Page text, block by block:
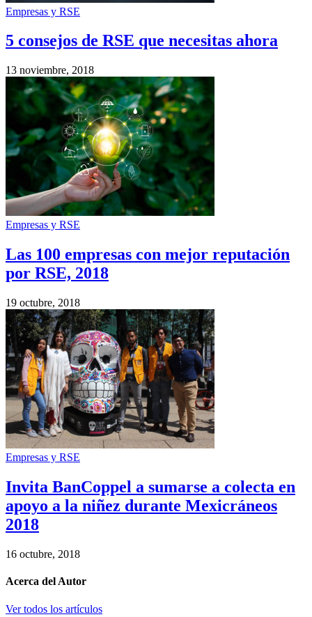
Empresas y RSE
5 consejos de RSE que necesitas ahora
13 noviembre, 2018
Empresas y RSE
Las 100 empresas con mejor reputación
por RSE, 2018
19 octubre, 2018
Empresas y RSE
Invita BanCoppel a sumarse a colecta en
apoyo a la niñez durante Mexicráneos
2018
16 octubre, 2018
Acerca del Autor
Ver todos los artículos